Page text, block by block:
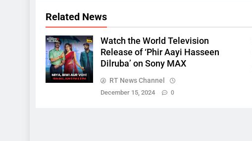
Related News
Watch the World Television
Release of ‘Phir Aayi Hasseen
Dilruba’ on Sony MAX
RT News Channel
December 15, 2024 0